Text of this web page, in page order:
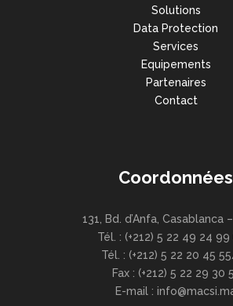
Solutions
Data Protection
Services
Equipements
Partenaires
Contact
Coordonnées
131, Bd. d’Anfa, Casablanca
Tél. : (+212) 5 22 49 24 99
Tél. : (+212) 5 22 20 45
Fax : (+212) 5 22 29 30
E-mail :